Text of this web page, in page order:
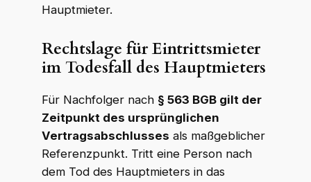
Hauptmieter.
Rechtslage für Eintrittsmieter
im Todesfall des Hauptmieters
Für Nachfolger nach § 563 BGB gilt der
Zeitpunkt des ursprünglichen
Vertragsabschlusses als maßgeblicher
Referenzpunkt. Tritt eine Person nach
dem Tod des Hauptmieters in das